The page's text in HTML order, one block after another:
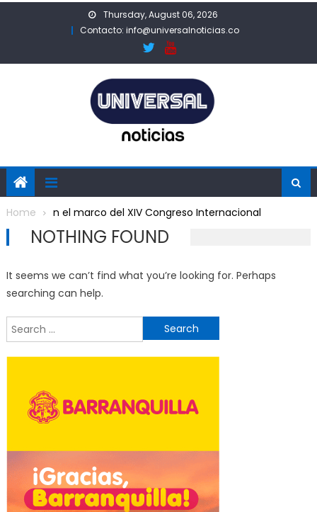
Thursday, August 06, 2026
Contacto: info@universalnoticias.co
Home n el marco del XIV Congreso Internacional
NOTHING FOUND
It seems we can’t find what you’re looking for. Perhaps
searching can help.
for: